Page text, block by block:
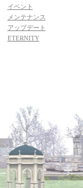
イベント
メンテナンス
アップデート
ETERNITY